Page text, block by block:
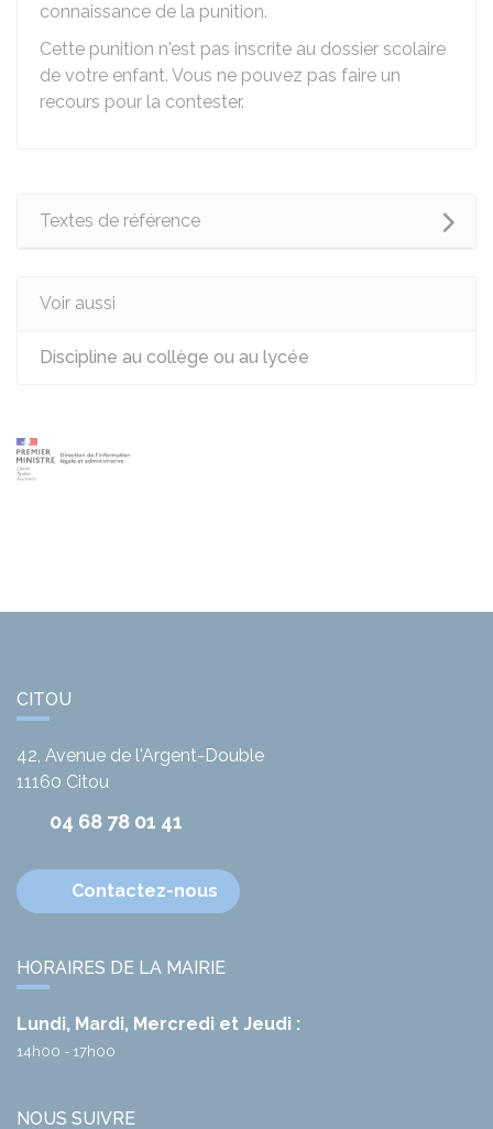
connaissance de la punition.
Cette punition n'est pas inscrite au dossier scolaire
de votre enfant. Vous ne pouvez pas faire un
recours pour la contester.
Textes de référence
Voir aussi
Discipline au collège ou au lycée
CITOU
42, Avenue de l'Argent-Double
11160 Citou
04 68 78 01 41
Contactez-nous
HORAIRES DE LA MAIRIE
Lundi, Mardi, Mercredi et Jeudi :
14h00 - 17h00
NOUS SUIVRE